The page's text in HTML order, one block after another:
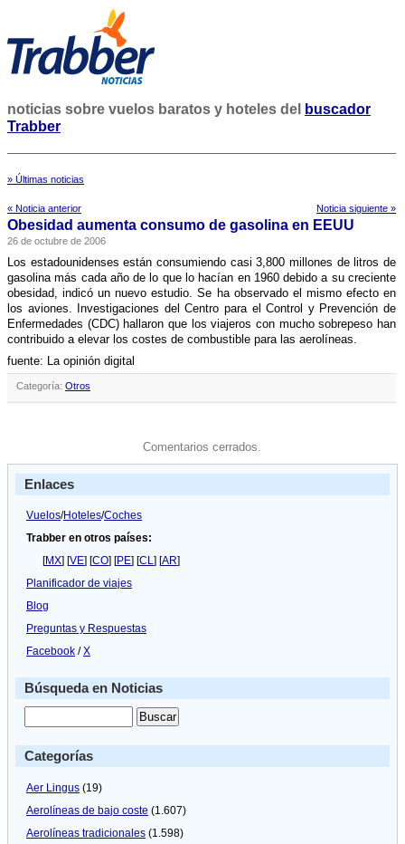
noticias sobre vuelos baratos y hoteles del
buscador
Trabber
» Últimas noticias
« Noticia anterior Noticia siguiente »
Obesidad aumenta consumo de gasolina en EEUU
26 de octubre de 2006
Los estadounidenses están consumiendo casi 3,800 millones de litros de
gasolina más cada año de lo que lo hací­an en 1960 debido a su creciente
obesidad, indicó un nuevo estudio. Se ha observado el mismo efecto en
los aviones. Investigaciones del Centro para el Control y Prevención de
Enfermedades (CDC) hallaron que los viajeros con mucho sobrepeso han
contribuido a elevar los costes de combustible para las aerolí­neas.
fuente: La opinión digital
Categoría: Otros
Comentarios cerrados.
Enlaces
Vuelos/Hoteles/Coches
Trabber en otros países:
[MX] [VE] [CO] [PE] [CL] [AR]
Planificador de viajes
Blog
Preguntas y Respuestas
Facebook /X
Búsqueda en Noticias
Categorías
Aer Lingus (19)
Aerolíneas de bajo coste (1.607)
Aerolíneas tradicionales (1.598)